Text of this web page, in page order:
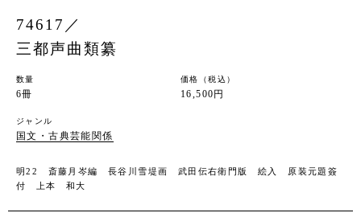
74617／
三都声曲類纂
数量
6冊
価格（税込）
16,500円
ジャンル
国文・古典芸能関係
明22 斎藤月岑編 長谷川雪堤画 武田伝右衛門版 絵入 原装元題簽
付 上本 和大